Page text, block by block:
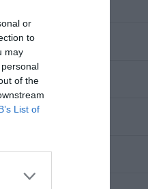
or
to
may
of the
List of